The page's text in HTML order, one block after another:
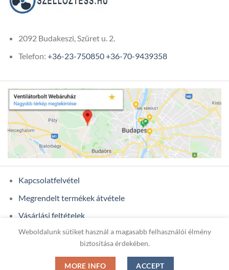
2092 Budakeszi, Szüret u. 2.
Telefon: +36-23-750850+36-70-9439358
Kapcsolatfelvétel
Megrendelt termékek átvétele
Vásárlási feltételek
Ügyfél adatok
Weboldalunk sütiket használ a magasabb felhasználói élmény
biztosítása érdekében.
MORE INFO ACCEPT